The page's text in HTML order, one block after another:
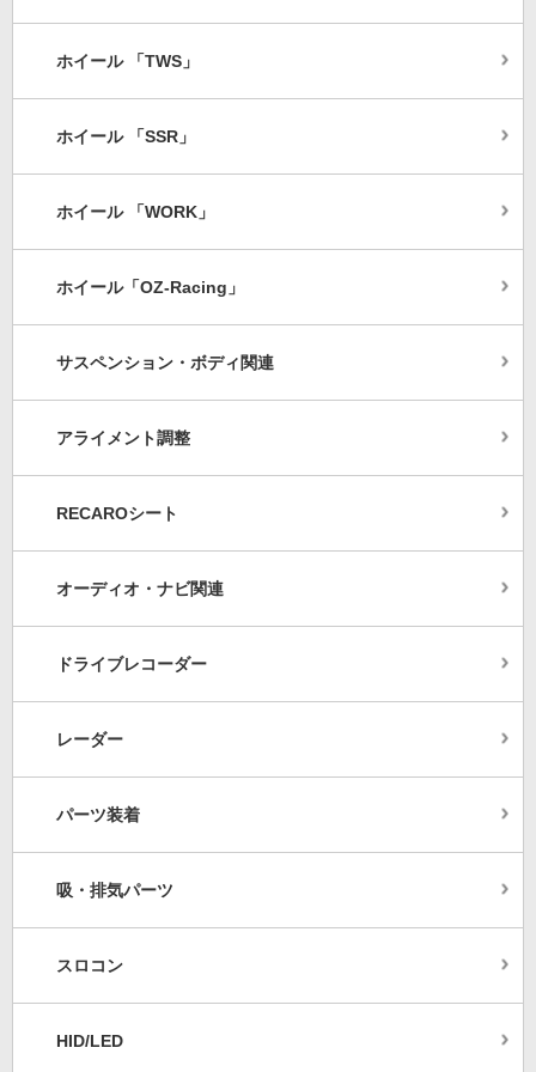
ホイール 「TWS」
ホイール 「SSR」
ホイール 「WORK」
ホイール「OZ-Racing」
サスペンション・ボディ関連
アライメント調整
RECAROシート
オーディオ・ナビ関連
ドライブレコーダー
レーダー
パーツ装着
吸・排気パーツ
スロコン
HID/LED